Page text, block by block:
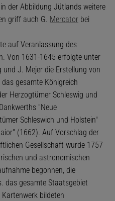
der Abbildung Jütlands weitere
griff auch G. Mercator bei
auf Veranlassung des
Von 1631-1645 erfolgte unter
und J. Mejer die Erstellung von
gesamte Königreich
Herzogtümer Schleswig und
"Neue
Schleswich und Holstein"
(1662). Auf Vorschlag der
Gesellschaft wurde 1757
und astronomischen
begonnen, die
das gesamte Staatsgebiet
bildeten